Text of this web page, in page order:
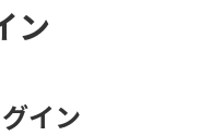
ン
イン